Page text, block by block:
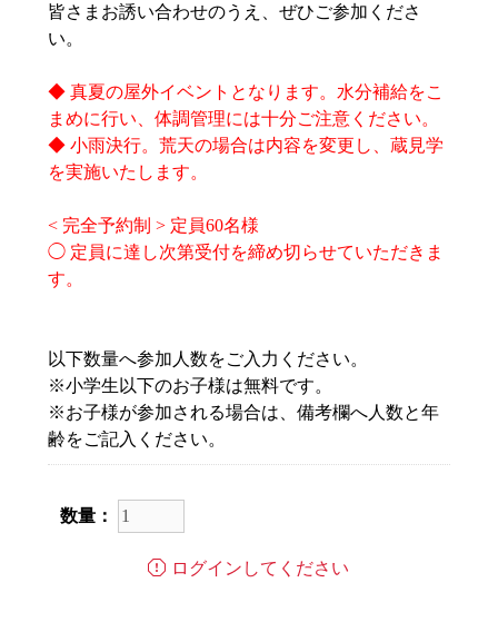
皆さまお誘い合わせのうえ、ぜひご参加くださ
い。
◆ 真夏の屋外イベントとなります。水分補給をこ
まめに行い、体調管理には十分ご注意ください。
◆ 小雨決行。荒天の場合は内容を変更し、蔵見学
を実施いたします。
< 完全予約制 > 定員60名様
◯ 定員に達し次第受付を締め切らせていただきま
す。
以下数量へ参加人数をご入力ください。
※小学生以下のお子様は無料です。
※お子様が参加される場合は、備考欄へ人数と年
齢をご記入ください。
数量：
ログインしてください